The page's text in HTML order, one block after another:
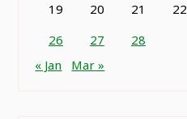
19
20 21 22
26
27
28
« Jan
Mar »